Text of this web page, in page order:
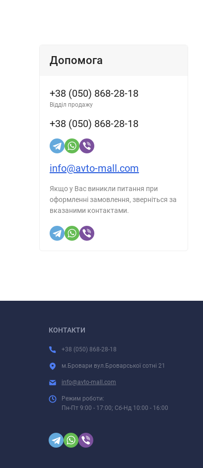
Допомога
+38 (050) 868-28-18
Відділ продажу
+38 (050) 868-28-18
info@avto-mall.com
Якщо у Вас виникли питання при
оформленні замовлення, зверніться за
вказаними контактами.
КОНТАКТИ
+38 (050) 868-28-18
м.Бровари вул.Броварської сотні 21
info@avto-mall.com
Режим роботи:
Пн-Пт 9:00 - 17:00; Сб-Нд 10:00 - 16:00